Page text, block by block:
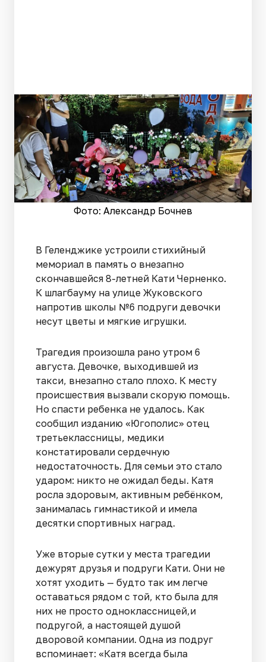
Фото: Александр Бочнев
В Геленджике устроили стихийный
мемориал в память о внезапно
скончавшейся 8-летней Кати Черненко.
К шлагбауму на улице Жуковского
напротив школы №6 подруги девочки
несут цветы и мягкие игрушки.
Трагедия произошла рано утром 6
августа. Девочке, выходившей из
такси, внезапно стало плохо. К месту
происшествия вызвали скорую помощь.
Но спасти ребенка не удалось. Как
сообщил изданию «Югополис» отец
третьеклассницы, медики
констатировали сердечную
недостаточность. Для семьи это стало
ударом: никто не ожидал беды. Катя
росла здоровым, активным ребёнком,
занималась гимнастикой и имела
десятки спортивных наград.
Уже вторые сутки у места трагедии
дежурят друзья и подруги Кати. Они не
хотят уходить — будто так им легче
оставаться рядом с той, кто была для
них не просто одноклассницей,и
подругой, а настоящей душой
дворовой компании. Одна из подруг
вспоминает: «Катя всегда была